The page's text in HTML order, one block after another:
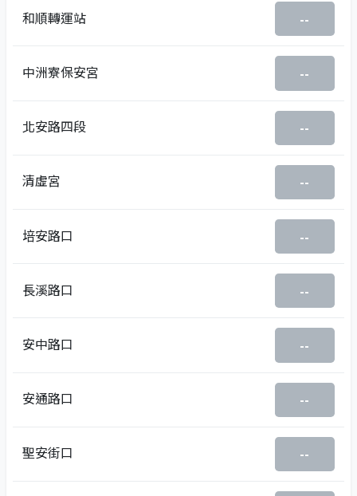
和順轉運站 --
中洲寮保安宮 --
北安路四段 --
清虛宮 --
培安路口 --
長溪路口 --
安中路口 --
安通路口 --
聖安街口 --